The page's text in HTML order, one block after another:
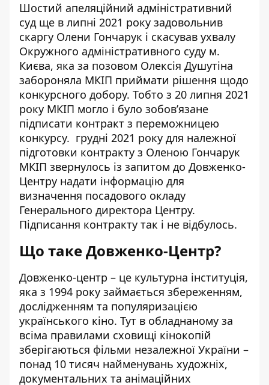
Шостий апеляційний адміністративний
суд ще в липні 2021 року задовольнив
скаргу Олени Гончарук і скасував ухвалу
Окружного адміністративного суду м.
Києва, яка за позовом Олексія Душутіна
забороняла МКІП приймати рішення щодо
конкурсного добору. Тобто з 20 липня 2021
року МКІП могло і було зобов’язане
підписати контракт з переможницею
конкурсу. грудні 2021 року для належної
підготовки контракту з Оленою Гончарук
МКІП звернулось із запитом до Довженко-
Центру надати інформацію для
визначення посадового окладу
Генерального директора Центру.
Підписання контракту так і не відбулось.
Що таке Довженко-Центр?
Довженко-центр – це культурна інституція,
яка з 1994 року займається збереженням,
дослідженням та популяризацією
українського кіно. Тут в обладнаному за
всіма правилами сховищі кінокопій
зберігаються фільми незалежної України –
понад 10 тисяч найменувань художніх,
документальних та анімаційних